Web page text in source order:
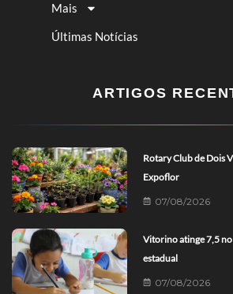
Mais
Últimas Notícias
ARTIGOS
Rotary Club de Dois
Expoflor
07/08/2026
Vitorino atinge 7,5
estadual
07/08/2026